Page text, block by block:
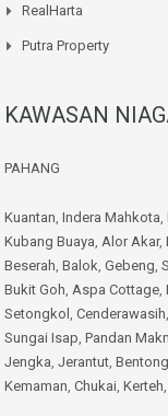
RealHarta
Putra Property
KAWASAN
PAHANG
Kuantan Indera Mahkota
Kubang Buaya Alor Akar,
Beserah Balok Gebeng
Bukit Goh Aspa Cottage
Setongkol
Cenderawasih
Sungai Isap Pandan
Jengka Jerantut Bentong
Kemaman Chukai Kerteh